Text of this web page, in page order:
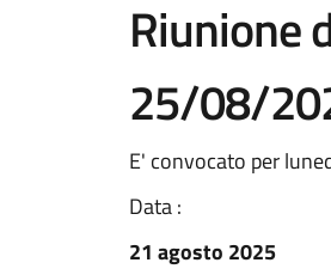
Riunione
25/08/
E' convocato per
Data :
21 agosto 2025